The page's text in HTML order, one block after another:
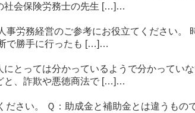
社会保険労務士の先生 […]…
労務経営のご参考にお役立てください。
で勝手に行ったも […]…
とっては分かっているようで分かってい
と、詐欺や悪徳商法で […]…
さい。 Ｑ：助成金と補助金とは違うもの